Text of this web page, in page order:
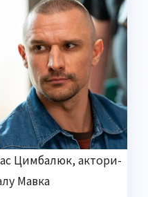
Цимбалюк, актори-
Мавка